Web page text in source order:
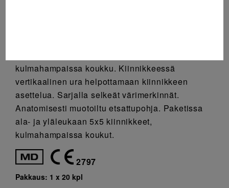
kulmahampaissa koukku. Kiinnikkeessä
vertikaalinen ura helpottamaan kiinnikkeen
asettelua. Sarjalla selkeät värimerkinnät.
Anatomisesti muotoiltu etsattupohja. Paketissa
ala- ja yläleukaan 5x5 kiinnikkeet,
kulmahampaissa koukut.
2797
Pakkaus: 1 x 20 kpl